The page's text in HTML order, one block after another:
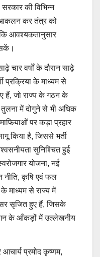
की विभिन्न
आकलन कर तंत्र को
आवश्यकतानुसार
चार वर्षों के दौरान साढ़े
प्रक्रिया के माध्यम से
हैं, जो राज्य के गठन के
तुलना में दोगुने से भी अधिक
पर कड़ा प्रहार
किया है, जिससे भर्ती
सुनिश्चित हुई
योजना, नई
नीति, कृषि एवं फल
माध्यम से राज्य में
सृजित हुए हैं, जिसके
के आँकड़ों में उल्लेखनीय
प्रमोद कृष्णम,